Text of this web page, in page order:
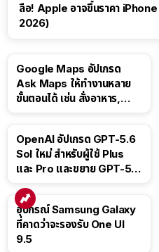
ลือ! Apple อาจขึ้นราคา iPhone
2026)
Google Maps อัปเกรด
Ask Maps ให้ทำงานหลาย
ขั้นตอนได้ เช่น สั่งอาหาร,
OpenAI อัปเกรด GPT-5.6
Sol ใหม่ สำหรับผู้ใช้ Plus
และ Pro และขยาย GPT-5.6
อุปกรณ์ Samsung Galaxy
ที่คาดว่าจะรองรับ One UI
9.5